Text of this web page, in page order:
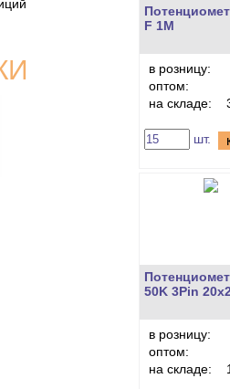
F 1M
в розницу:
оптом:
на складе:
шт.
50K 3Pin 20x2
в розницу:
оптом:
на складе: